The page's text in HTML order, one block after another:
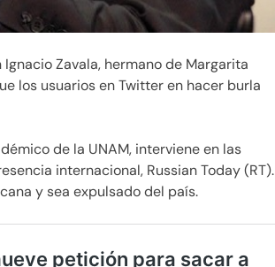
Ignacio Zavala, hermano de Margarita
los usuarios en Twitter en hacer burla
de la UNAM, interviene en las
internacional, Russian Today (RT).
y sea expulsado del país.